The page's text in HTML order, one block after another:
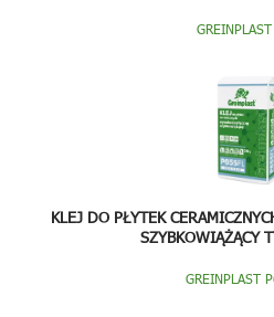
KLEJ DO PŁYTEK
SZYBKOWIĄŻĄCY
GREINPLAST